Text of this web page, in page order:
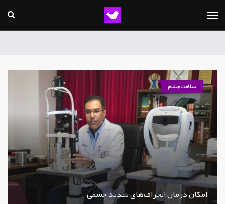
سلامت چشم
امکان درمان انحراف‌های شدید چشمی